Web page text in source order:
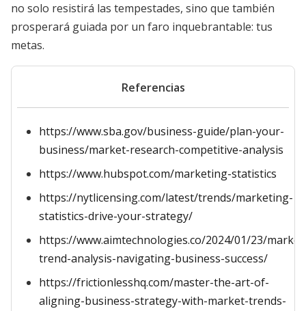
no solo resistirá las tempestades, sino que también
prosperará guiada por un faro inquebrantable: tus
metas.
Referencias
https://www.sba.gov/business-guide/plan-your-
business/market-research-competitive-analysis
https://www.hubspot.com/marketing-statistics
https://nytlicensing.com/latest/trends/marketing-
statistics-drive-your-strategy/
https://www.aimtechnologies.co/2024/01/23/
trend-analysis-navigating-business-success/
https://frictionlesshq.com/master-the-art-of-
aligning-business-strategy-with-market-trends-